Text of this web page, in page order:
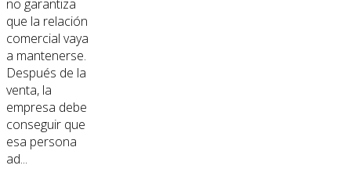
no garantiza
que la relación
comercial vaya
a mantenerse.
Después de la
venta, la
empresa debe
conseguir que
esa persona
ad...